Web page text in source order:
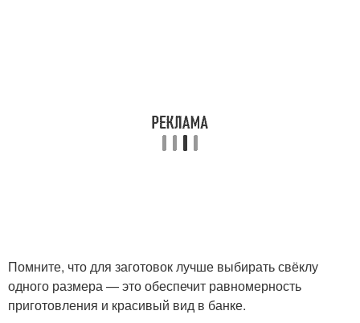
Помните, что для заготовок лучше выбирать свёклу
одного размера — это обеспечит равномерность
приготовления и красивый вид в банке.